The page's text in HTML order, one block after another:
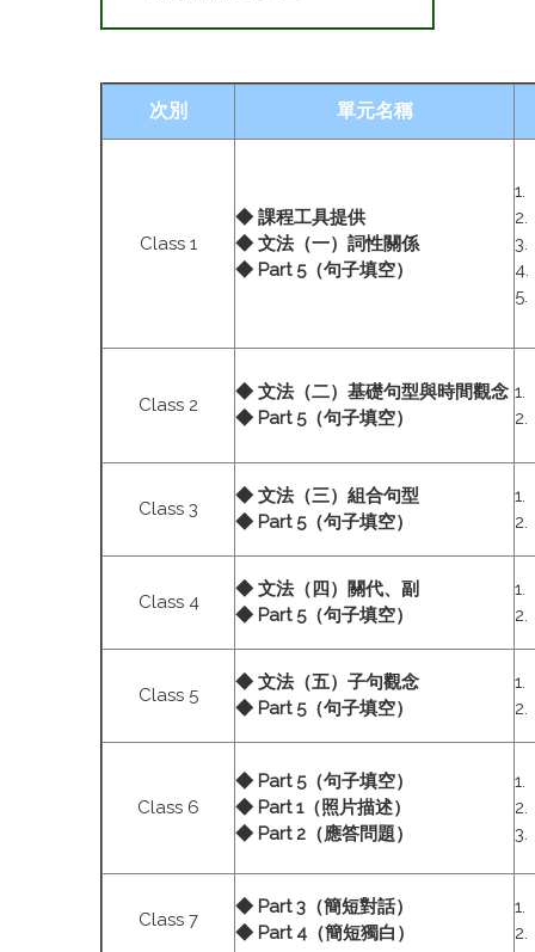
次別 單元名稱
Class 1
◆ 課程工具提供
◆ 文法（一）詞性關係
◆ Part 5（句子填空）
3.
Class 2
◆ 文法（二）基礎句型與時間觀念
◆ Part 5（句子填空）
1.
Class 3
◆ 文法（三）組合句型
◆ Part 5（句子填空）
1.
Class 4
◆ 文法（四）關代、副
◆ Part 5（句子填空）
1.
Class 5
◆ 文法（五）子句觀念
◆ Part 5（句子填空）
Class 6
◆ Part 5（句子填空）
◆ Part 1（照片描述）
◆ Part 2（應答問題）
1.
2.
3.
Class 7
◆ Part 3（簡短對話）
◆ Part 4（簡短獨白）
1.